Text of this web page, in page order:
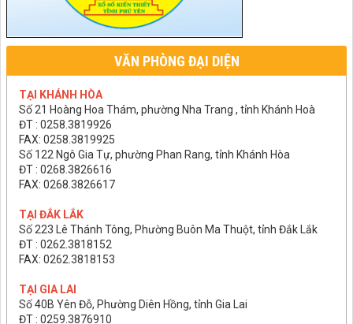
VĂN PHÒNG ĐẠI DIỆN
TẠI KHÁNH HÒA
Số 21 Hoàng Hoa Thám, phường Nha Trang , tỉnh Khánh Hoà
ĐT : 0258.3819926
FAX: 0258.3819925
Số 122 Ngô Gia Tự, phường Phan Rang, tỉnh Khánh Hòa
ĐT : 0268.3826616
FAX: 0268.3826617
TẠI ĐẮK LẮK
Số 223 Lê Thánh Tông, Phường Buôn Ma Thuột, tỉnh Đắk Lắk
ĐT : 0262.3818152
FAX: 0262.3818153
TẠI GIA LAI
Số 40B Yên Đỗ, Phường Diên Hồng, tỉnh Gia Lai
ĐT : 0259.3876910